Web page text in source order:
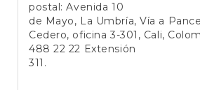
postal: Avenida 10
de Mayo, La Umbría, Vía a
Cedero, oficina 3-301, Cali,
488 22 22 Extensión
311.